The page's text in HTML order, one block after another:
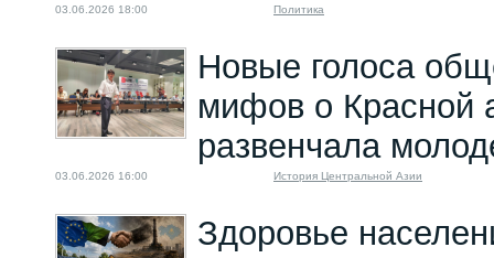
03.06.2026 18:00 Политика
Новые голоса
мифов о Красной
развенчала
03.06.2026 16:00 История Центральной Азии
Здоровье